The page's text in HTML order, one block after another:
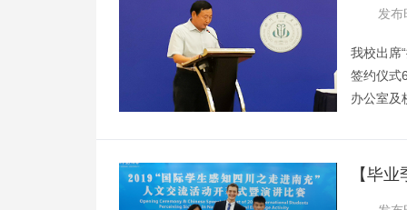
部，数
发布
我校出席
签约仪式
办公室及
学、绵
【毕